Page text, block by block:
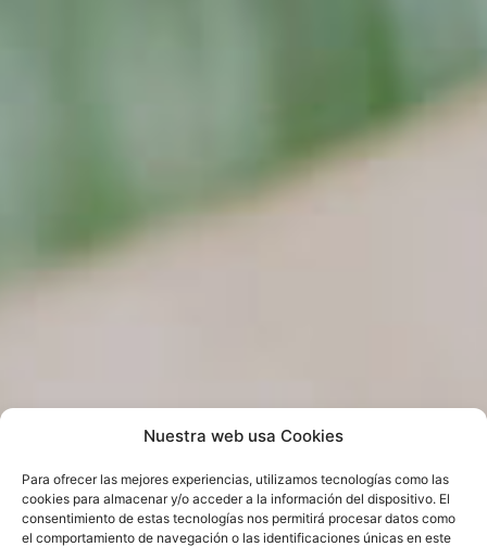
Nuestra web usa Cookies
Para ofrecer las mejores experiencias, utilizamos tecnologías como las
cookies para almacenar y/o acceder a la información del dispositivo. El
consentimiento de estas tecnologías nos permitirá procesar datos como
el comportamiento de navegación o las identificaciones únicas en este